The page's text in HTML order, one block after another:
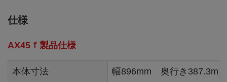
仕様
AX45ｆ製品仕様
本体寸法 幅896mm 奥行き